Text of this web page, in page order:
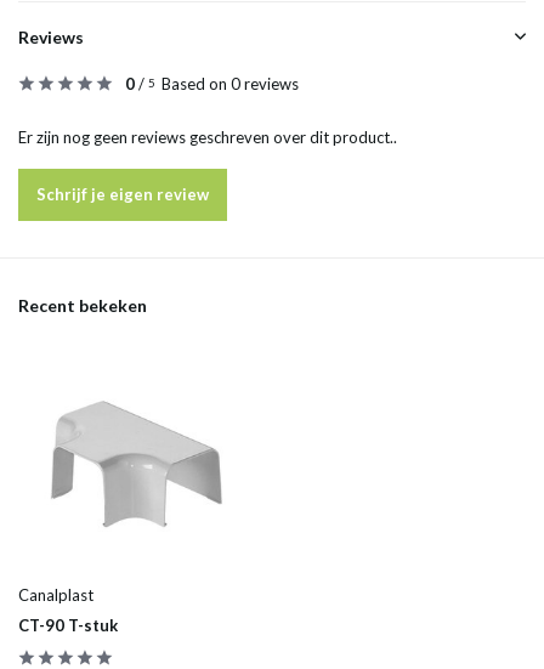
Reviews
0/ 5 Based on 0 reviews
Er zijn nog geen reviews geschreven over dit product..
Schrijf je eigen review
Recent bekeken
Canalplast
CT-90 T-stuk